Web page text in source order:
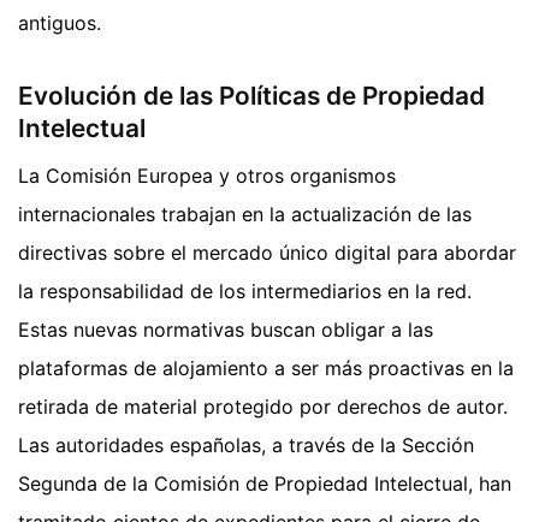
antiguos.
Evolución de las Políticas de Propiedad
Intelectual
La Comisión Europea y otros organismos
internacionales trabajan en la actualización de las
directivas sobre el mercado único digital para abordar
la responsabilidad de los intermediarios en la red.
Estas nuevas normativas buscan obligar a las
plataformas de alojamiento a ser más proactivas en la
retirada de material protegido por derechos de autor.
Las autoridades españolas, a través de la Sección
Segunda de la Comisión de Propiedad Intelectual, han